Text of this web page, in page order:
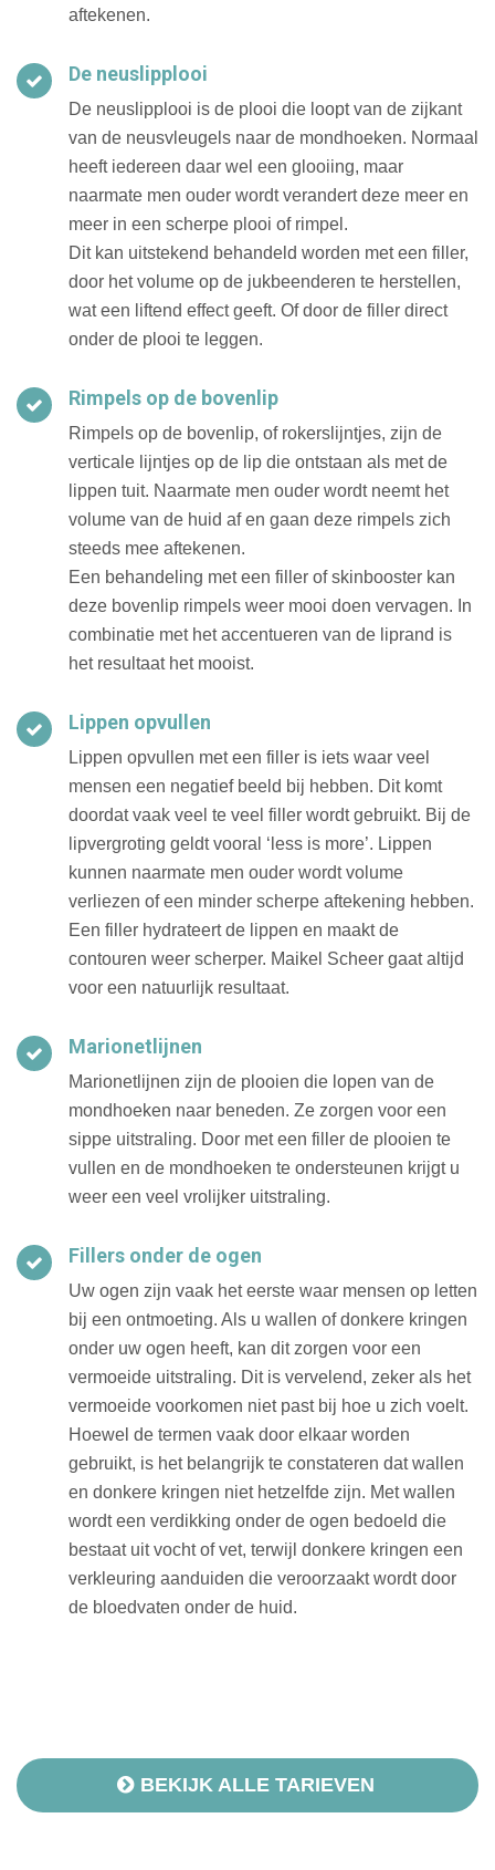
aftekenen.
De neuslipplooi
De neuslipplooi is de plooi die loopt van de zijkant
van de neusvleugels naar de mondhoeken. Normaal
heeft iedereen daar wel een glooiing, maar
naarmate men ouder wordt verandert deze meer en
meer in een scherpe plooi of rimpel.
Dit kan uitstekend behandeld worden met een filler,
door het volume op de jukbeenderen te herstellen,
wat een liftend effect geeft. Of door de filler direct
onder de plooi te leggen.
Rimpels op de bovenlip
Rimpels op de bovenlip, of rokerslijntjes, zijn de
verticale lijntjes op de lip die ontstaan als met de
lippen tuit. Naarmate men ouder wordt neemt het
volume van de huid af en gaan deze rimpels zich
steeds mee aftekenen.
Een behandeling met een filler of skinbooster kan
deze bovenlip rimpels weer mooi doen vervagen. In
combinatie met het accentueren van de liprand is
het resultaat het mooist.
Lippen opvullen
Lippen opvullen met een filler is iets waar veel
mensen een negatief beeld bij hebben. Dit komt
doordat vaak veel te veel filler wordt gebruikt. Bij de
lipvergroting geldt vooral ‘less is more’. Lippen
kunnen naarmate men ouder wordt volume
verliezen of een minder scherpe aftekening hebben.
Een filler hydrateert de lippen en maakt de
contouren weer scherper. Maikel Scheer gaat altijd
voor een natuurlijk resultaat.
Marionetlijnen
Marionetlijnen zijn de plooien die lopen van de
mondhoeken naar beneden. Ze zorgen voor een
sippe uitstraling. Door met een filler de plooien te
vullen en de mondhoeken te ondersteunen krijgt u
weer een veel vrolijker uitstraling.
Fillers onder de ogen
Uw ogen zijn vaak het eerste waar mensen op letten
bij een ontmoeting. Als u wallen of donkere kringen
onder uw ogen heeft, kan dit zorgen voor een
vermoeide uitstraling. Dit is vervelend, zeker als het
vermoeide voorkomen niet past bij hoe u zich voelt.
Hoewel de termen vaak door elkaar worden
gebruikt, is het belangrijk te constateren dat wallen
en donkere kringen niet hetzelfde zijn. Met wallen
wordt een verdikking onder de ogen bedoeld die
bestaat uit vocht of vet, terwijl donkere kringen een
verkleuring aanduiden die veroorzaakt wordt door
de bloedvaten onder de huid.
BEKIJK ALLE TARIEVEN